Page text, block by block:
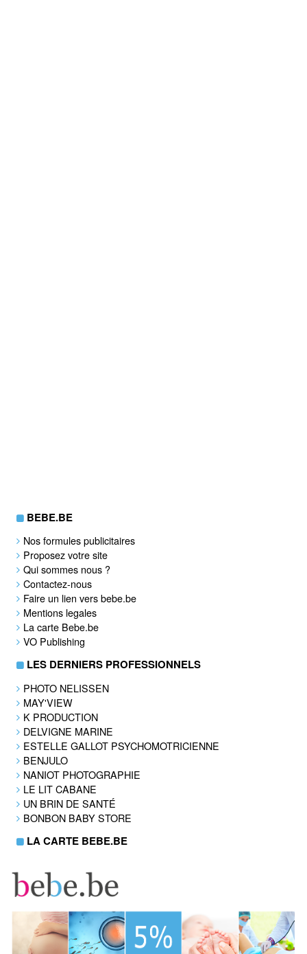
BEBE.BE
Nos formules publicitaires
Proposez votre site
Qui sommes nous ?
Contactez-nous
Faire un lien vers bebe.be
Mentions legales
La carte Bebe.be
VO Publishing
LES DERNIERS PROFESSIONNELS
PHOTO NELISSEN
MAY'VIEW
K PRODUCTION
DELVIGNE MARINE
ESTELLE GALLOT PSYCHOMOTRICIENNE
BENJULO
NANIOT PHOTOGRAPHIE
LE LIT CABANE
UN BRIN DE SANTÉ
BONBON BABY STORE
LA CARTE BEBE.BE